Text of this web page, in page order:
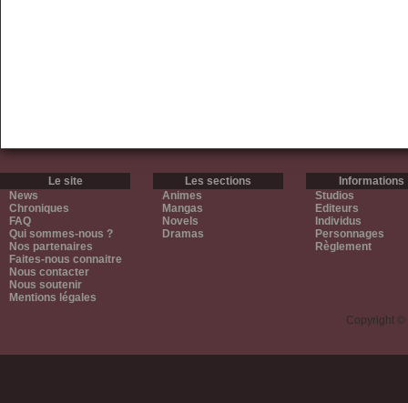
Le site
News
Chroniques
FAQ
Qui sommes-nous ?
Nos partenaires
Faites-nous connaitre
Nous contacter
Nous soutenir
Mentions légales
Les sections
Animes
Mangas
Novels
Dramas
Informations
Studios
Editeurs
Individus
Personnages
Règlement
Copyright ©